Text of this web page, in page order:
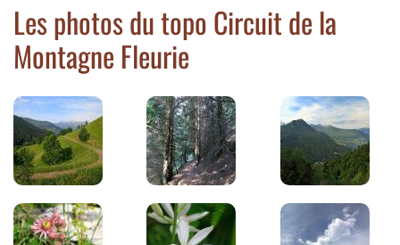
Les photos du topo Circuit de la
Montagne Fleurie